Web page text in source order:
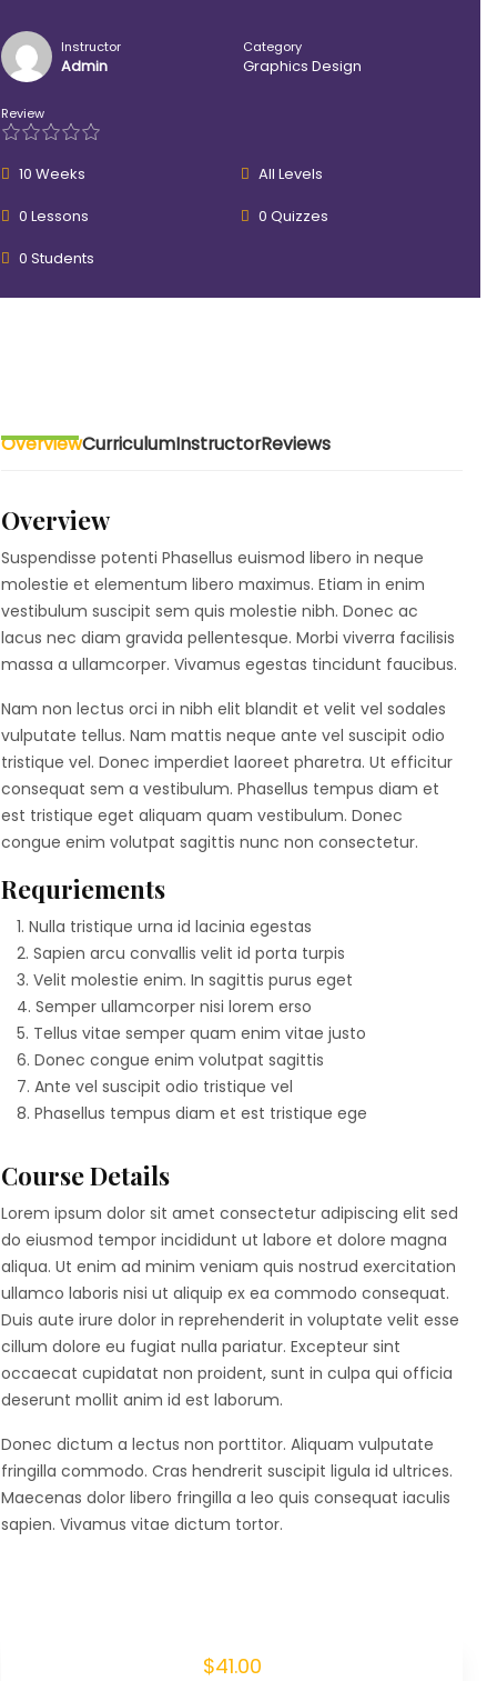
Instructor
Admin
Category
Graphics Design
Review
10 Weeks
All Levels
0 Lessons
0 Quizzes
0 Students
OverviewCurriculumInstructorReviews
Overview
Suspendisse potenti Phasellus euismod libero in neque
molestie et elementum libero maximus. Etiam in enim
vestibulum suscipit sem quis molestie nibh. Donec ac
lacus nec diam gravida pellentesque. Morbi viverra facilisis
massa a ullamcorper. Vivamus egestas tincidunt faucibus.
Nam non lectus orci in nibh elit blandit et velit vel sodales
vulputate tellus. Nam mattis neque ante vel suscipit odio
tristique vel. Donec imperdiet laoreet pharetra. Ut efficitur
consequat sem a vestibulum. Phasellus tempus diam et
est tristique eget aliquam quam vestibulum. Donec
congue enim volutpat sagittis nunc non consectetur.
Requriements
Nulla tristique urna id lacinia egestas
Sapien arcu convallis velit id porta turpis
Velit molestie enim. In sagittis purus eget
Semper ullamcorper nisi lorem erso
Tellus vitae semper quam enim vitae justo
Donec congue enim volutpat sagittis
Ante vel suscipit odio tristique vel
Phasellus tempus diam et est tristique ege
Course Details
Lorem ipsum dolor sit amet consectetur adipiscing elit sed
do eiusmod tempor incididunt ut labore et dolore magna
aliqua. Ut enim ad minim veniam quis nostrud exercitation
ullamco laboris nisi ut aliquip ex ea commodo consequat.
Duis aute irure dolor in reprehenderit in voluptate velit esse
cillum dolore eu fugiat nulla pariatur. Excepteur sint
occaecat cupidatat non proident, sunt in culpa qui officia
deserunt mollit anim id est laborum.
Donec dictum a lectus non porttitor. Aliquam vulputate
fringilla commodo. Cras hendrerit suscipit ligula id ultrices.
Maecenas dolor libero fringilla a leo quis consequat iaculis
sapien. Vivamus vitae dictum tortor.
$41.00